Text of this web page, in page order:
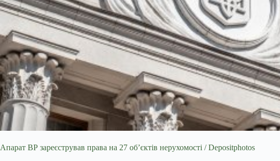
Апарат ВР зареєстрував права на 27 об’єктів нерухомості / Depositphotos